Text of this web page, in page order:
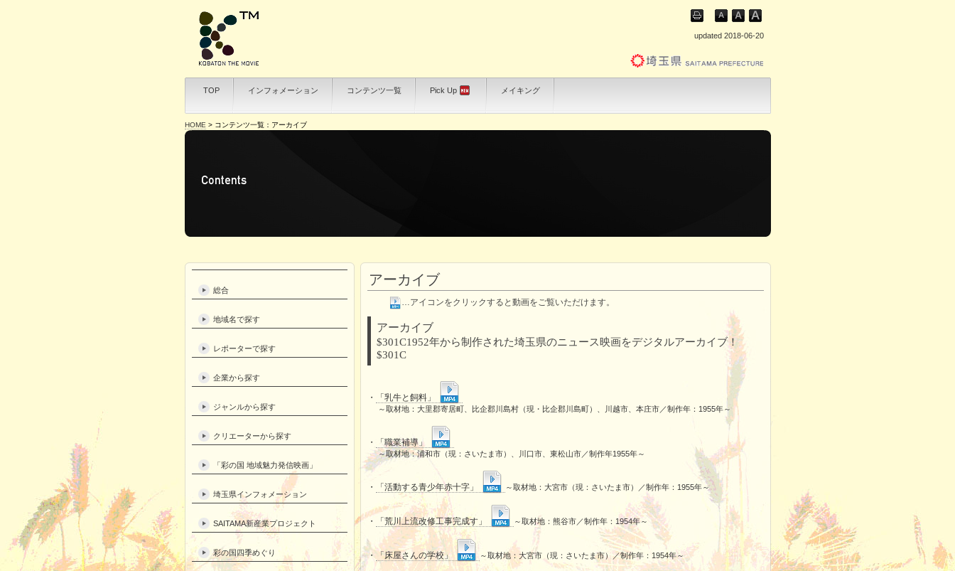
updated 2018-06-20
TOP インフォメーション コンテンツ一覧 Pick Up メイキング
HOME > コンテンツ一覧：アーカイブ
アーカイブ
…アイコンをクリックすると動画をご覧いただけます。
アーカイブ
$301C1952年から制作された埼玉県のニュース映画をデジタルアーカイブ！
$301C
・ 「乳牛と飼料」
～取材地：大里郡寄居町、比企郡川島村（現・比企郡川島町）、川越市、本庄市／制作年：1955年～
・ 「職業補導」
～取材地：浦和市（現：さいたま市）、川口市、東松山市／制作年1955年～
・ 「活動する青少年赤十字」 ～取材地：大宮市（現：さいたま市）／制作年：1955年～
・ 「荒川上流改修工事完成す」 ～取材地：熊谷市／制作年：1954年～
・ 「床屋さんの学校」 ～取材地：大宮市（現：さいたま市）／制作年：1954年～
総合
地域名で探す
レポーターで探す
企業から探す
ジャンルから探す
クリエーターから探す
「彩の国 地域魅力発信映画」
埼玉県インフォメーション
SAITAMA新産業プロジェクト
彩の国四季めぐり